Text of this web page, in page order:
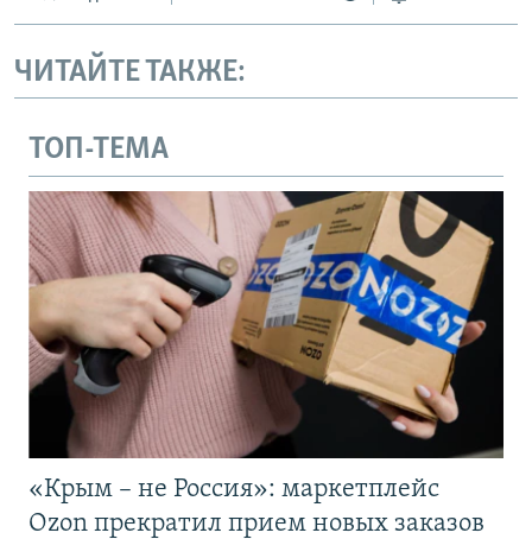
ЧИТАЙТЕ ТАКЖЕ:
ТОП-ТЕМА
«Крым – не Россия»: маркетплейс
Ozon прекратил прием новых заказов